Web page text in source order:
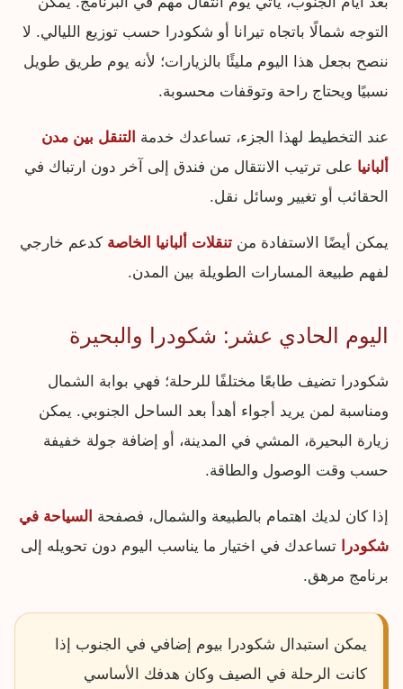
التوجه شمالًا باتجاه تيرانا أو شكودرا حسب توزيع الليالي. لا
ننصح بجعل هذا اليوم مليئًا بالزيارات؛ لأنه يوم طريق طويل
نسبيًا ويحتاج راحة وتوقفات محسوبة.
عند التخطيط لهذا الجزء، تساعدك خدمة التنقل بين مدن
ألبانيا على ترتيب الانتقال من فندق إلى آخر دون ارتباك في
الحقائب أو تغيير وسائل نقل.
يمكن أيضًا الاستفادة من تنقلات ألبانيا الخاصة كدعم خارجي
لفهم طبيعة المسارات الطويلة بين المدن.
اليوم الحادي عشر: شكودرا والبحيرة
شكودرا تضيف طابعًا مختلفًا للرحلة؛ فهي بوابة الشمال
ومناسبة لمن يريد أجواء أهدأ بعد الساحل الجنوبي. يمكن
زيارة البحيرة، المشي في المدينة، أو إضافة جولة خفيفة
حسب وقت الوصول والطاقة.
إذا كان لديك اهتمام بالطبيعة والشمال، فصفحة السياحة في
شكودرا
تساعدك في اختيار ما يناسب اليوم دون تحويله إلى
برنامج مرهق.
يمكن استبدال شكودرا بيوم إضافي في الجنوب إذا
كانت الرحلة في الصيف وكان هدفك الأساسي